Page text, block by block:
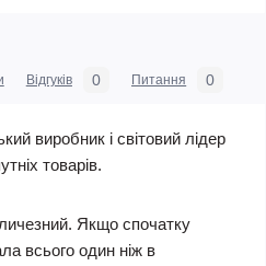
Відгуків 0 Питання 0
виробник і світовий лідер
товарів.
Якщо спочатку
всього один ніж в